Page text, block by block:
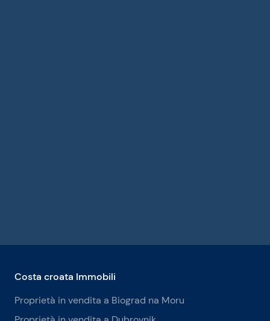
Costa croata Immobili
Proprietà in vendita a Biograd na Moru